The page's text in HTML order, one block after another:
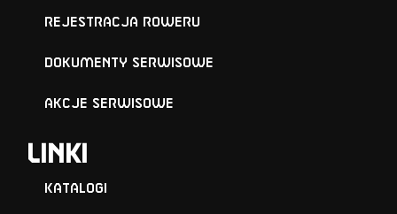
Rejestracja roweru
Dokumenty serwisowe
Akcje serwisowe
Linki
Katalogi